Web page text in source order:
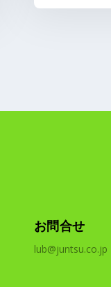
お問合せ
lub@juntsu.co.jp